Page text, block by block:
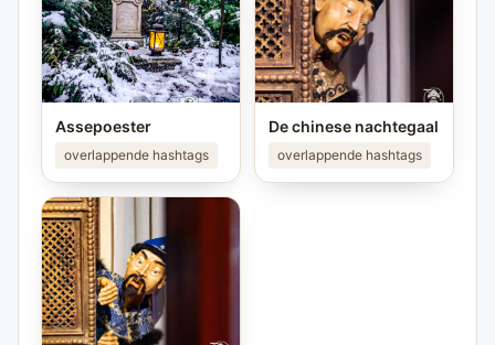
Assepoester
overlappende hashtags
De chinese nachtegaal
overlappende hashtags